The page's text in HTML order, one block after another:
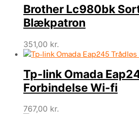
Brother Lc980bk
Blækpatron
351,00 kr.
Tp-link Omada
Forbindelse Wi-fi
767,00 kr.